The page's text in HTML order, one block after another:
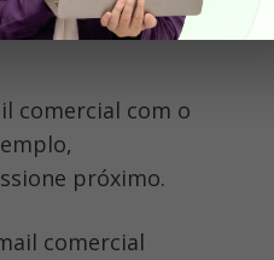
chances de ser
comercial com o
próximo.
comercial